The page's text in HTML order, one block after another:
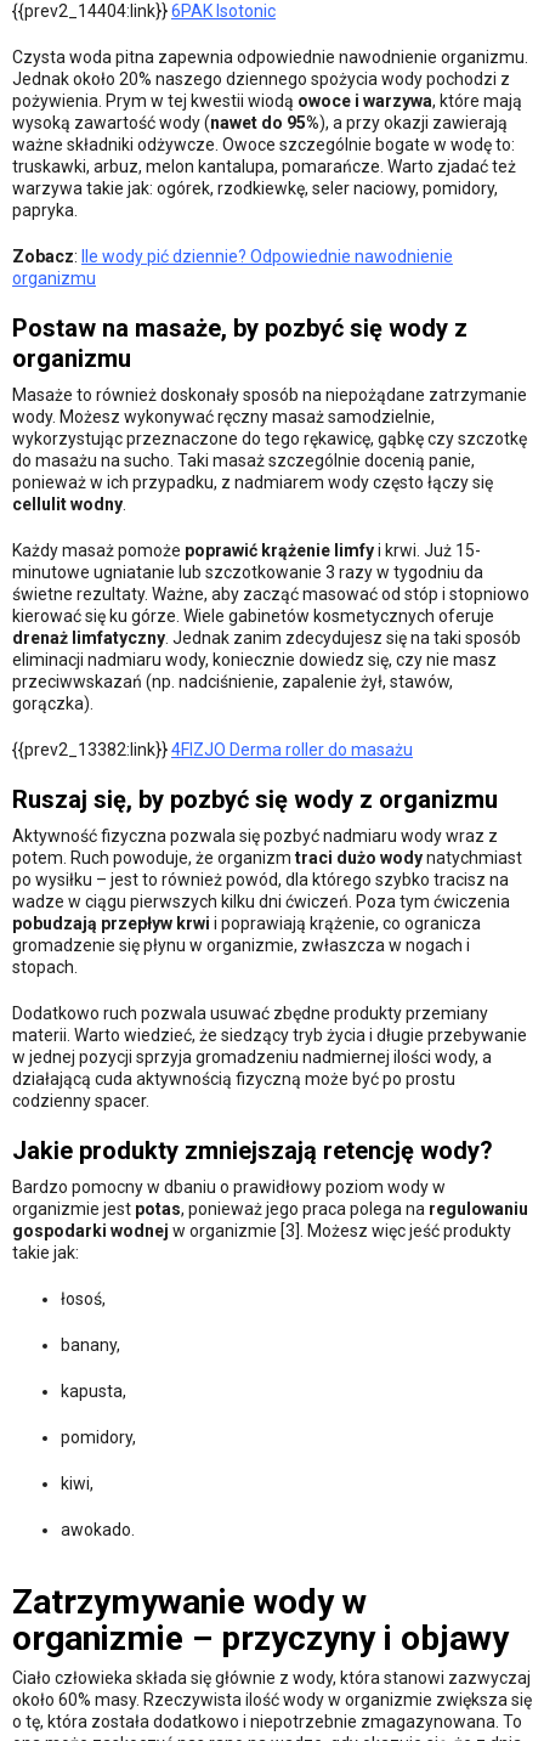
{{prev2_14404:link}}6PAK Isotonic
Czysta woda pitna zapewnia odpowiednie nawodnienie organizmu.
Jednak około 20% naszego dziennego spożycia wody pochodzi z
pożywienia. Prym w tej kwestii wiodą owoce i warzywa, które mają
wysoką zawartość wody (nawet do 95%), a przy okazji zawierają
ważne składniki odżywcze. Owoce szczególnie bogate w wodę to:
truskawki, arbuz, melon kantalupa, pomarańcze. Warto zjadać też
warzywa takie jak: ogórek, rzodkiewkę, seler naciowy, pomidory,
papryka.
Zobacz:
Ile wody pić dziennie? Odpowiednie nawodnienie
organizmu
Postaw na masaże, by pozbyć się wody z
organizmu
Masaże to również doskonały sposób na niepożądane zatrzymanie
wody. Możesz wykonywać ręczny masaż samodzielnie,
wykorzystując przeznaczone do tego rękawicę, gąbkę czy szczotkę
do masażu na sucho. Taki masaż szczególnie docenią panie,
ponieważ w ich przypadku, z nadmiarem wody często łączy się
cellulit wodny
Każdy masaż pomoże poprawić krążenie limfyi krwi. Już 15-
minutowe ugniatanie lub szczotkowanie 3 razy w tygodniu da
świetne rezultaty. Ważne, aby zacząć masować od stóp i stopniowo
kierować się ku górze. Wiele gabinetów kosmetycznych oferuje
drenaż limfatyczny . Jednak zanim zdecydujesz się na taki sposób
eliminacji nadmiaru wody, koniecznie dowiedz się, czy nie masz
przeciwwskazań (np. nadciśnienie, zapalenie żył, stawów,
gorączka).
{{prev2_13382:link}}4FIZJO Derma roller do masażu
Ruszaj się, by pozbyć się wody z organizmu
Aktywność fizyczna pozwala się pozbyć nadmiaru wody wraz z
potem. Ruch powoduje, że organizm traci dużo wodynatychmiast
po wysiłku – jest to również powód, dla którego szybko tracisz na
wadze w ciągu pierwszych kilku dni ćwiczeń. Poza tym ćwiczenia
pobudzają przepływ krwi i poprawiają krążenie, co ogranicza
gromadzenie się płynu w organizmie, zwłaszcza w nogach i
stopach.
Dodatkowo ruch pozwala usuwać zbędne produkty przemiany
materii. Warto wiedzieć, że siedzący tryb życia i długie przebywanie
w jednej pozycji sprzyja gromadzeniu nadmiernej ilości wody, a
działającą cuda aktywnością fizyczną może być po prostu
codzienny spacer.
Jakie produkty zmniejszają retencję wody?
Bardzo pomocny w dbaniu o prawidłowy poziom wody w
organizmie jest potas, ponieważ jego praca polega na regulowaniu
gospodarki wodnej w organizmie [3]. Możesz więc jeść produkty
takie jak:
łosoś,
banany,
kapusta,
pomidory,
kiwi,
awokado.
Zatrzymywanie wody w
organizmie – przyczyny i objawy
Ciało człowieka składa się głównie z wody, która stanowi zazwyczaj
około 60% masy. Rzeczywista ilość wody w organizmie zwiększa się
o tę, która została dodatkowo i niepotrzebnie zmagazynowana. To